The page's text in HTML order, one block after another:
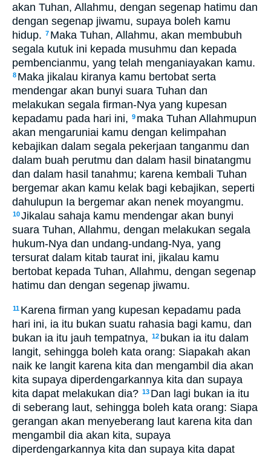
akan Tuhan, Allahmu, dengan segenap hatimu dan
dengan segenap jiwamu, supaya boleh kamu
hidup. 7 Maka Tuhan, Allahmu, akan membubuh
segala kutuk ini kepada musuhmu dan kepada
pembencianmu, yang telah menganiayakan kamu.
8 Maka jikalau kiranya kamu bertobat serta
mendengar akan bunyi suara Tuhan dan
melakukan segala firman-Nya yang kupesan
kepadamu pada hari ini, 9 maka Tuhan Allahmupun
akan mengaruniai kamu dengan kelimpahan
kebajikan dalam segala pekerjaan tanganmu dan
dalam buah perutmu dan dalam hasil binatangmu
dan dalam hasil tanahmu; karena kembali Tuhan
bergemar akan kamu kelak bagi kebajikan, seperti
dahulupun Ia bergemar akan nenek moyangmu.
10Jikalau sahaja kamu mendengar akan bunyi
suara Tuhan, Allahmu, dengan melakukan segala
hukum-Nya dan undang-undang-Nya, yang
tersurat dalam kitab taurat ini, jikalau kamu
bertobat kepada Tuhan, Allahmu, dengan segenap
hatimu dan dengan segenap jiwamu.
11 Karena firman yang kupesan kepadamu pada
hari ini, ia itu bukan suatu rahasia bagi kamu, dan
bukan ia itu jauh tempatnya, 12 bukan ia itu dalam
langit, sehingga boleh kata orang: Siapakah akan
naik ke langit karena kita dan mengambil dia akan
kita supaya diperdengarkannya kita dan supaya
kita dapat melakukan dia? 13 Dan lagi bukan ia itu
di seberang laut, sehingga boleh kata orang: Siapa
gerangan akan menyeberang laut karena kita dan
mengambil dia akan kita, supaya
diperdengarkannya kita dan supaya kita dapat